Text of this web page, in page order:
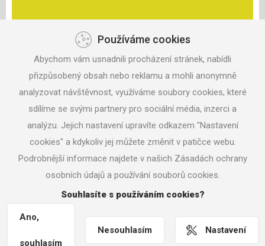
ANISPORT, S.R.O.
ZAHRADNÍ 330
687 06 VELEHRAD
TEL: +420 604 291 017
MAIL:ANISPORT@SEZNAM.CZ
NASTAVENÍ COOKIES
Používáme cookies
Abychom vám usnadnili procházení stránek, nabídli
přizpůsobený obsah nebo reklamu a mohli anonymně
analyzovat návštěvnost, využíváme soubory cookies, které
sdílíme se svými partnery pro sociální média, inzerci a
analýzu. Jejich nastavení upravíte odkazem "Nastavení
cookies" a kdykoliv jej můžete změnit v patičce webu.
Podrobnější informace najdete v našich Zásadách ochrany
osobních údajů a používání souborů cookies.
Souhlasíte s používáním cookies?
Ano,
souhlasím
Nesouhlasím Nastavení